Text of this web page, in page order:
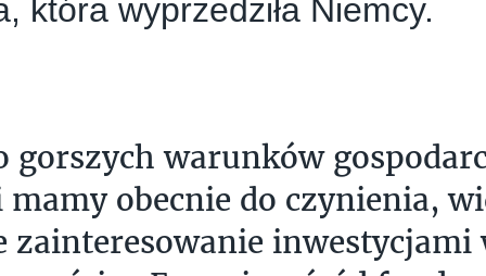
która wyprzedziła Niemcy.
gorszych warunków
obecnie do czynienia,
zainteresowanie inwestycjami